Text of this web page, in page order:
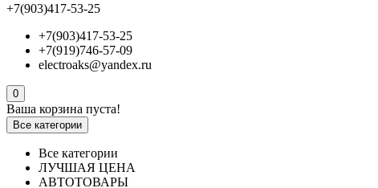
+7(903)417-53-25
+7(903)417-53-25
+7(919)746-57-09
electroaks@yandex.ru
0
Ваша корзина пуста!
Все категории
Все категории
ЛУЧШАЯ ЦЕНА
АВТОТОВАРЫ